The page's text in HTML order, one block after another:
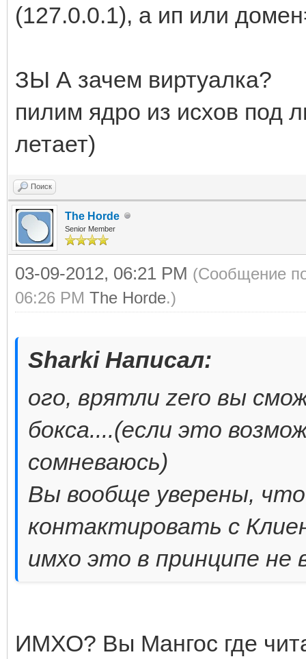
(127.0.0.1), а ип или
ЗЫ А зачем виртуалка?
пилим ядро из исхов под
летает)
Поиск
The Horde
Senior Member
03-09-2012, 06:21 PM (Сообщение
06:26 PM The Horde.)
Sharki Написал:
ого, врятли zero вы
бокса....(если это
сомневаюсь)
Вы вообще уверены,
контактировать с
имхо это в принципе не
ИМХО? Вы Мангос где